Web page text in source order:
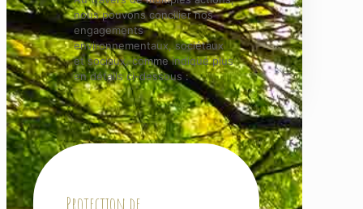
nous pouvons concilier nos
engagements
environnementaux, sociétaux
et sociaux, comme indiqué plus
en détails ci-dessous :
Protection de